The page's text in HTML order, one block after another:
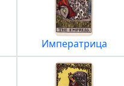
Императрица